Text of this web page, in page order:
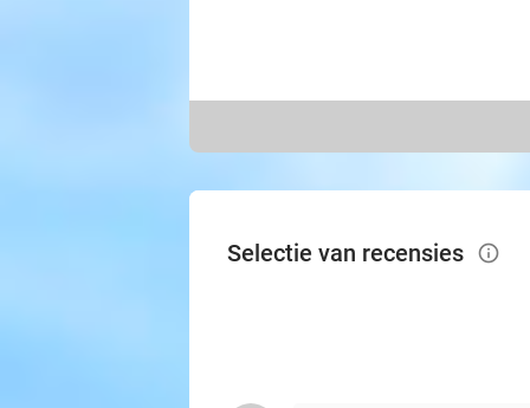
Selectie van recensies info_outlined